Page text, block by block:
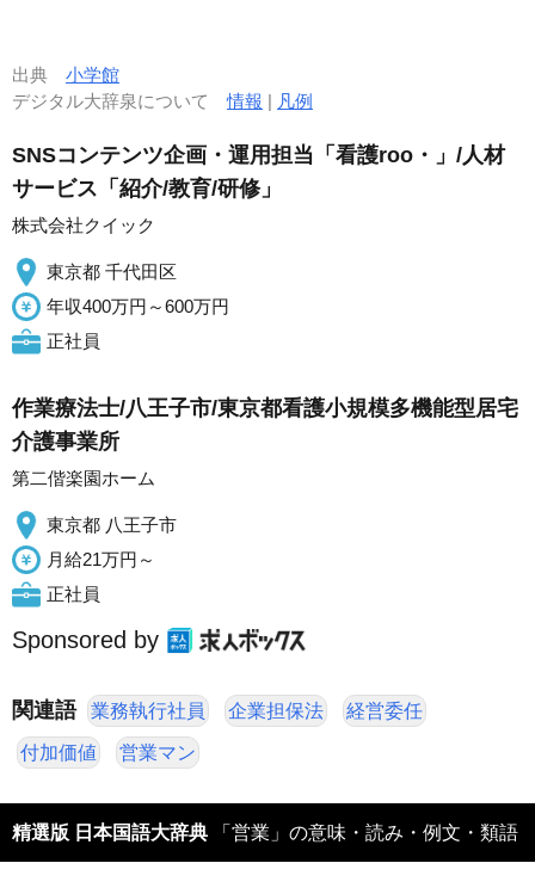
出典 小学館
デジタル大辞泉について情報 | 凡例
SNSコンテンツ企画・運用担当「看護roo・」/人材
サービス「紹介/教育/研修」
株式会社クイック
東京都 千代田区
年収400万円～600万円
正社員
作業療法士/八王子市/東京都看護小規模多機能型居宅
介護事業所
第二偕楽園ホーム
東京都 八王子市
月給21万円～
正社員
Sponsored by
関連語 業務執行社員 企業担保法 経営委任
付加価値 営業マン
精選版 日本国語大辞典 「営業」の意味・読み・例文・類語